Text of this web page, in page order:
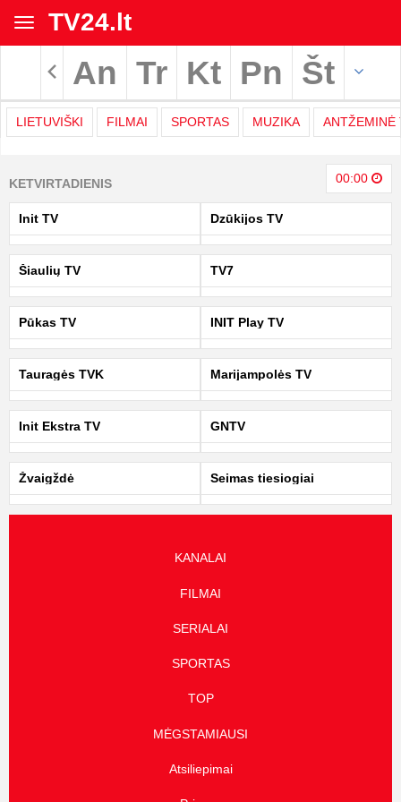
Toggle
navigation
TV24.lt
Rodyti archyvą
An Tr Kt Pn Št
LIETUVIŠKI FILMAI SPORTAS MUZIKA ANTŽEMINĖ
TV
programa
|
TV24.LT
KETVIRTADIENIS 00:00
Init TV Dzūkijos TV
Šiaulių TV TV7
Pūkas TV INIT Play TV
Tauragės TVK Marijampolės TV
Init Ekstra TV GNTV
Žvaigždė Seimas tiesiogiai
KANALAI
FILMAI
SERIALAI
SPORTAS
TOP
MĖGSTAMIAUSI
Atsiliepimai